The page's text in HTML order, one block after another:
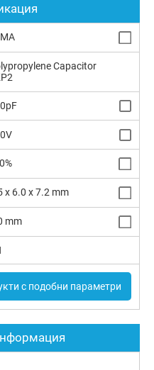
Capacitor
x 6.0 x 7.2 mm
mm
с подобни параметри